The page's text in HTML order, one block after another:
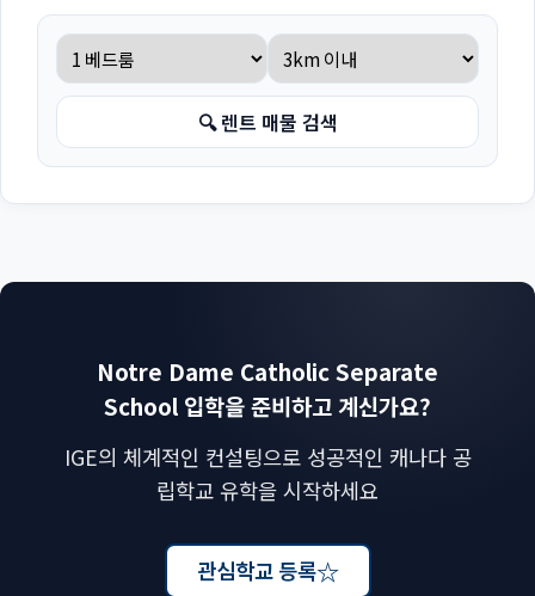
🔍 렌트 매물 검색
Notre Dame Catholic Separate
School 입학을 준비하고 계신가요?
IGE의 체계적인 컨설팅으로 성공적인 캐나다 공
립학교 유학을 시작하세요
관심학교 등록☆